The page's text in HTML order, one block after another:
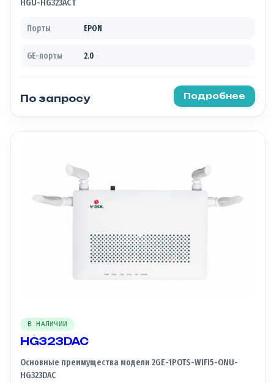
Порты EPON
GE-порты 2.0
По запросу Подробнее
В НАЛИЧИИ
HG323DAC
Основные преимущества модели 2GE-1POTS-WIFI5-ONU-
HG323DAC